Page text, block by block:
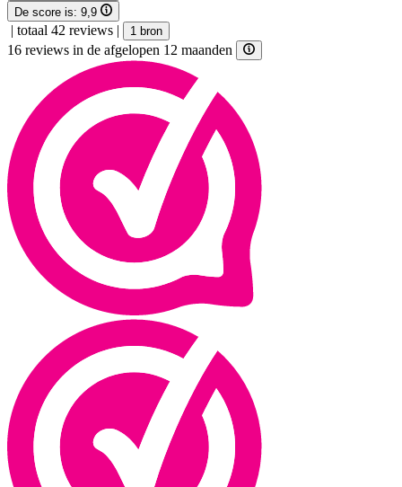
De score is: 9,9
| totaal 42 reviews | 1 bron
16 reviews in de afgelopen 12 maanden